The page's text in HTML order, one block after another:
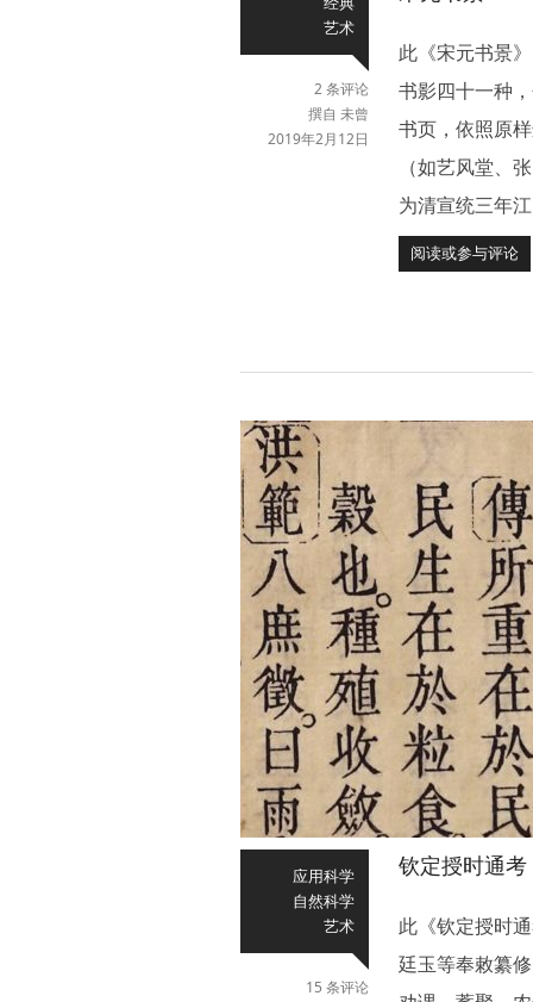
艺术
2 条评论
撰自 未曾
2019年2月12日
此《宋元书景
书影四十一种
书页，依照原
（如艺风堂、
为清宣统三年
阅读或参与评论
应用科学
自然科学
艺术
15 条评论
钦定授时通考
此《钦定授时
廷玉等奉敕纂